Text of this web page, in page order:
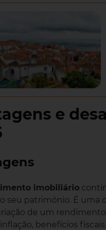
e
imobiliário
seu património. É uma
de um
benefícios